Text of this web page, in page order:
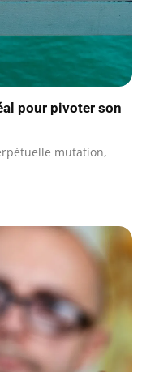
pour pivoter son
mutation,